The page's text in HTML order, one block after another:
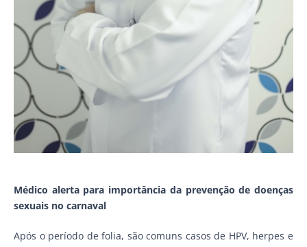
Médico alerta para importância da prevenção de doenças
sexuais no carnaval
Após o período de folia, são comuns casos de HPV, herpes e